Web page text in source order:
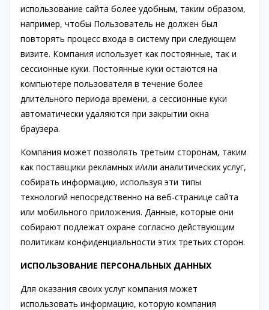
использование сайта более удобным, таким образом,
например, чтобы Пользователь не должен был
повторять процесс входа в систему при следующем
визите. Компания использует как постоянные, так и
сессионные куки. Постоянные куки остаются на
компьютере пользователя в течение более
длительного периода времени, а сессионные куки
автоматически удаляются при закрытии окна
браузера.
Компания может позволять третьим сторонам, таким
как поставщики рекламных и/или аналитических услуг,
собирать информацию, используя эти типы
технологий непосредственно на веб-странице сайта
или мобильного приложения. Данные, которые они
собирают подлежат охране согласно действующим
политикам конфиденциальности этих третьих сторон.
ИСПОЛЬЗОВАНИЕ ПЕРСОНАЛЬНЫХ ДАННЫХ
Для оказания своих услуг компания может
использовать информацию, которую компания